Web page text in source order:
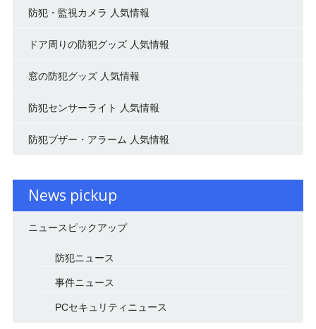
防犯・監視カメラ 人気情報
ドア周りの防犯グッズ 人気情報
窓の防犯グッズ 人気情報
防犯センサーライト 人気情報
防犯ブザー・アラーム 人気情報
News pickup
ニュースピックアップ
防犯ニュース
事件ニュース
PCセキュリティニュース